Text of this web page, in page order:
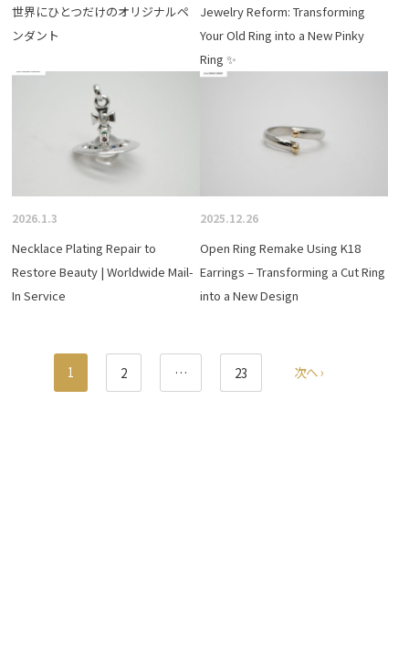
世界にひとつだけのオリジナルペ
ンダント
Jewelry Reform: Transforming
Your Old Ring into a New Pinky
Ring ✨
2026.1.3
Necklace Plating Repair to
Restore Beauty | Worldwide Mail-
In Service
2025.12.26
Open Ring Remake Using K18
Earrings – Transforming a Cut Ring
into a New Design
1 2 … 23 次へ ›